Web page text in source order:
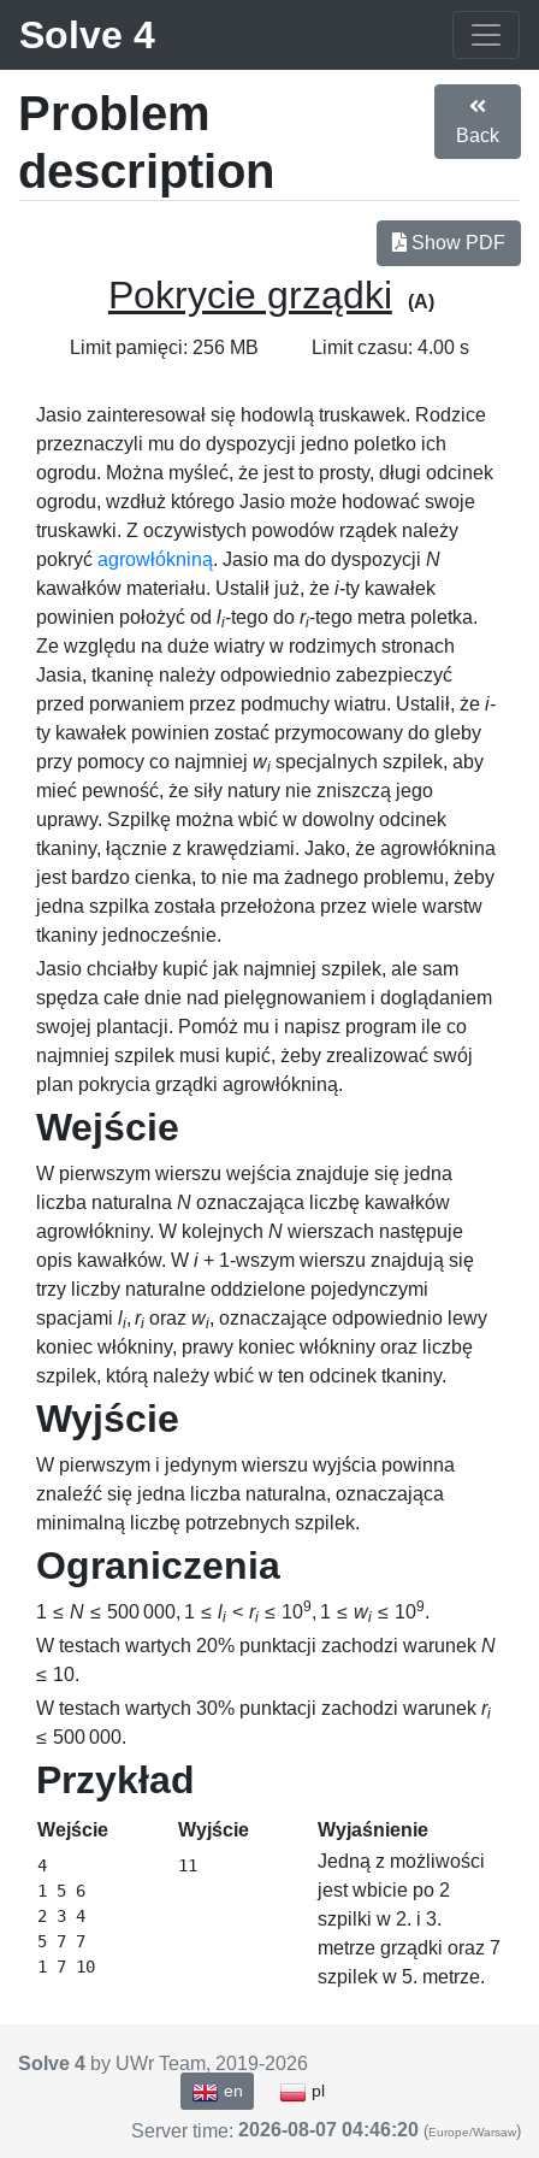
Solve 4
Problem
description
Back
Show PDF
Pokrycie grządki (A)
Limit pamięci: 256 MB Limit czasu: 4.00 s
Jasio zainteresował się hodowlą truskawek. Rodzice
przeznaczyli mu do dyspozycji jedno poletko ich
ogrodu. Można myśleć, że jest to prosty, długi odcinek
ogrodu, wzdłuż którego Jasio może hodować swoje
truskawki. Z oczywistych powodów rządek należy
pokryć agrowłókniną. Jasio ma do dyspozycji N
kawałków materiału. Ustalił już, że i-ty kawałek
powinien położyć od li-tego do ri-tego metra poletka.
Ze względu na duże wiatry w rodzimych stronach
Jasia, tkaninę należy odpowiednio zabezpieczyć
przed porwaniem przez podmuchy wiatru. Ustalił, że i-
ty kawałek powinien zostać przymocowany do gleby
przy pomocy co najmniej wi specjalnych szpilek, aby
mieć pewność, że siły natury nie zniszczą jego
uprawy. Szpilkę można wbić w dowolny odcinek
tkaniny, łącznie z krawędziami. Jako, że agrowłóknina
jest bardzo cienka, to nie ma żadnego problemu, żeby
jedna szpilka została przełożona przez wiele warstw
tkaniny jednocześnie.
Jasio chciałby kupić jak najmniej szpilek, ale sam
spędza całe dnie nad pielęgnowaniem i doglądaniem
swojej plantacji. Pomóż mu i napisz program ile co
najmniej szpilek musi kupić, żeby zrealizować swój
plan pokrycia grządki agrowłókniną.
Wejście
W pierwszym wierszu wejścia znajduje się jedna
liczba naturalna N oznaczająca liczbę kawałków
agrowłókniny. W kolejnych N wierszach następuje
opis kawałków. W i + 1-wszym wierszu znajdują się
trzy liczby naturalne oddzielone pojedynczymi
spacjami li, ri oraz wi, oznaczające odpowiednio lewy
koniec włókniny, prawy koniec włókniny oraz liczbę
szpilek, którą należy wbić w ten odcinek tkaniny.
Wyjście
W pierwszym i jedynym wierszu wyjścia powinna
znaleźć się jedna liczba naturalna, oznaczająca
minimalną liczbę potrzebnych szpilek.
Ograniczenia
1 ≤ N ≤ 500 000, 1 ≤ li < ri ≤ 109, 1 ≤ wi ≤ 109.
W testach wartych 20% punktacji zachodzi warunek N
≤ 10.
W testach wartych 30% punktacji zachodzi warunek ri
≤ 500 000.
Przykład
Wejście Wyjście Wyjaśnienie
4
1 5 6
2 3 4
5 7 7
Jedną z możliwości
jest wbicie po 2
szpilki w 2. i 3.
metrze grządki oraz 7
szpilek w 5. metrze.
Solve 4 by UWr Team, 2019-2026
en pl
Server time: 2026-08-07 04:46:20 (Europe/Warsaw)